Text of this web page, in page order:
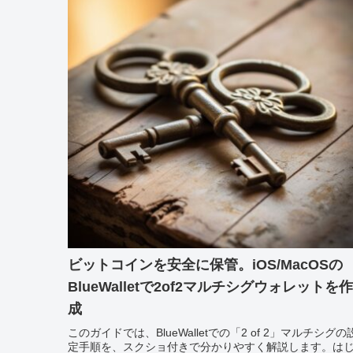
ビットコインを安全に保管。iOS/MacOSの
BlueWalletで2of2マルチシグウォレットを作
成
このガイドでは、BlueWalletでの「2 of 2」マルチシグの
定手順を、スクショ付きで分かりやすく解説します。は